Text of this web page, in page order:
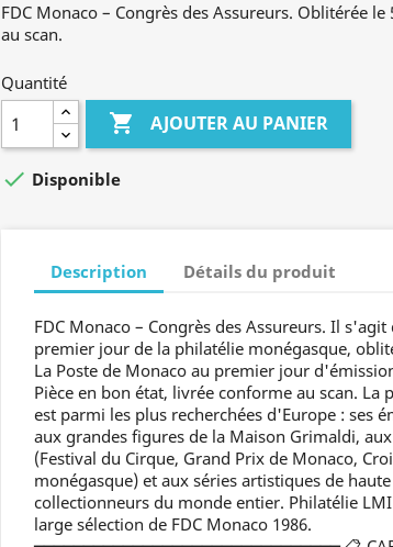
FDC Monaco – Congrès des Assureurs. Oblitérée
au scan.
Quantité
 AJOUTER AU PANIER
 Disponible
Description Détails du produit
FDC Monaco – Congrès des Assureurs. Il
premier jour de la philatélie monégasque,
La Poste de Monaco au premier jour
Pièce en bon état, livrée conforme au scan. La
est parmi les plus recherchées d'Europe : ses
aux grandes figures de la Maison Grimaldi,
(Festival du Cirque, Grand Prix de Monaco,
monégasque) et aux séries artistiques de
collectionneurs du monde entier. Philatélie
large sélection de FDC Monaco 1986.